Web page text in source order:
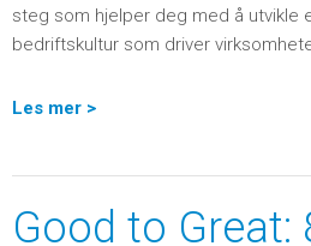
steg som hjelper deg med å utvikle
bedriftskultur som driver
Les mer >
Good to Great: